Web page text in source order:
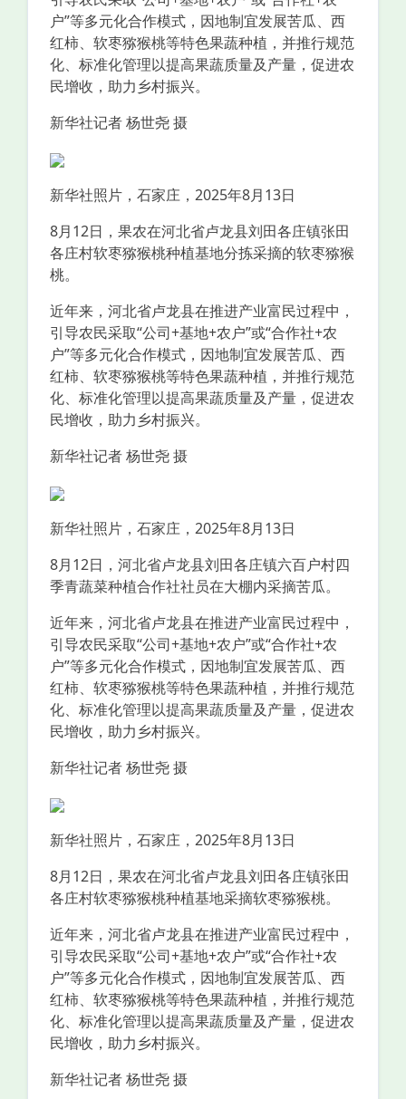
户”等多元化合作模式，因地制宜发展苦瓜、西
红柿、软枣猕猴桃等特色果蔬种植，并推行规范
化、标准化管理以提高果蔬质量及产量，促进农
民增收，助力乡村振兴。
新华社记者 杨世尧 摄
新华社照片，石家庄，2025年8月13日
8月12日，果农在河北省卢龙县刘田各庄镇张田
各庄村软枣猕猴桃种植基地分拣采摘的软枣猕猴
桃。
近年来，河北省卢龙县在推进产业富民过程中，
引导农民采取“公司+基地+农户”或“合作社+农
户”等多元化合作模式，因地制宜发展苦瓜、西
红柿、软枣猕猴桃等特色果蔬种植，并推行规范
化、标准化管理以提高果蔬质量及产量，促进农
民增收，助力乡村振兴。
新华社记者 杨世尧 摄
新华社照片，石家庄，2025年8月13日
8月12日，河北省卢龙县刘田各庄镇六百户村四
季青蔬菜种植合作社社员在大棚内采摘苦瓜。
近年来，河北省卢龙县在推进产业富民过程中，
引导农民采取“公司+基地+农户”或“合作社+农
户”等多元化合作模式，因地制宜发展苦瓜、西
红柿、软枣猕猴桃等特色果蔬种植，并推行规范
化、标准化管理以提高果蔬质量及产量，促进农
民增收，助力乡村振兴。
新华社记者 杨世尧 摄
新华社照片，石家庄，2025年8月13日
8月12日，果农在河北省卢龙县刘田各庄镇张田
各庄村软枣猕猴桃种植基地采摘软枣猕猴桃。
近年来，河北省卢龙县在推进产业富民过程中，
引导农民采取“公司+基地+农户”或“合作社+农
户”等多元化合作模式，因地制宜发展苦瓜、西
红柿、软枣猕猴桃等特色果蔬种植，并推行规范
化、标准化管理以提高果蔬质量及产量，促进农
民增收，助力乡村振兴。
新华社记者 杨世尧 摄